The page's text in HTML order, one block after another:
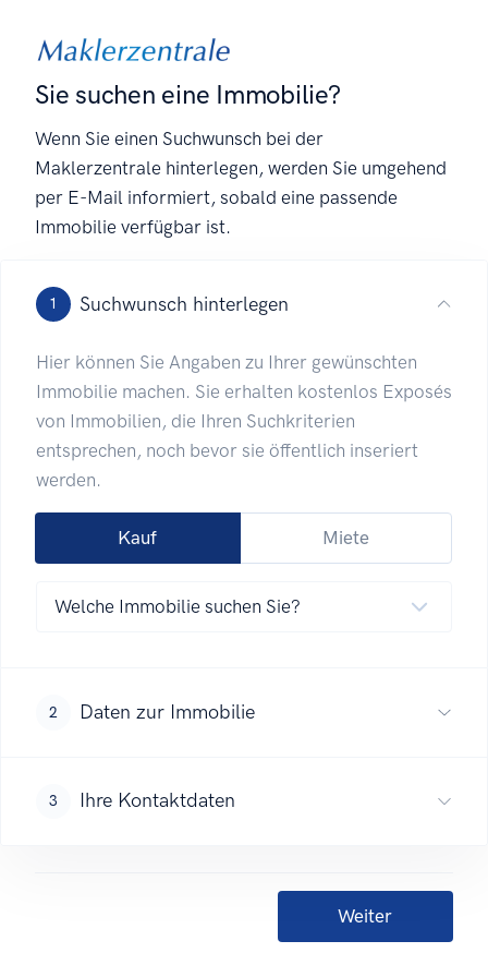
Sie suchen eine Immobilie?
Wenn Sie einen Suchwunsch bei der
Maklerzentrale hinterlegen, werden Sie umgehend
per E-Mail informiert, sobald eine passende
Immobilie verfügbar ist.
1 Suchwunsch hinterlegen
Hier können Sie Angaben zu Ihrer gewünschten
Immobilie machen. Sie erhalten kostenlos Exposés
von Immobilien, die Ihren Suchkriterien
entsprechen, noch bevor sie öffentlich inseriert
werden.
Kauf Miete
2 Daten zur Immobilie
3 Ihre Kontaktdaten
Weiter